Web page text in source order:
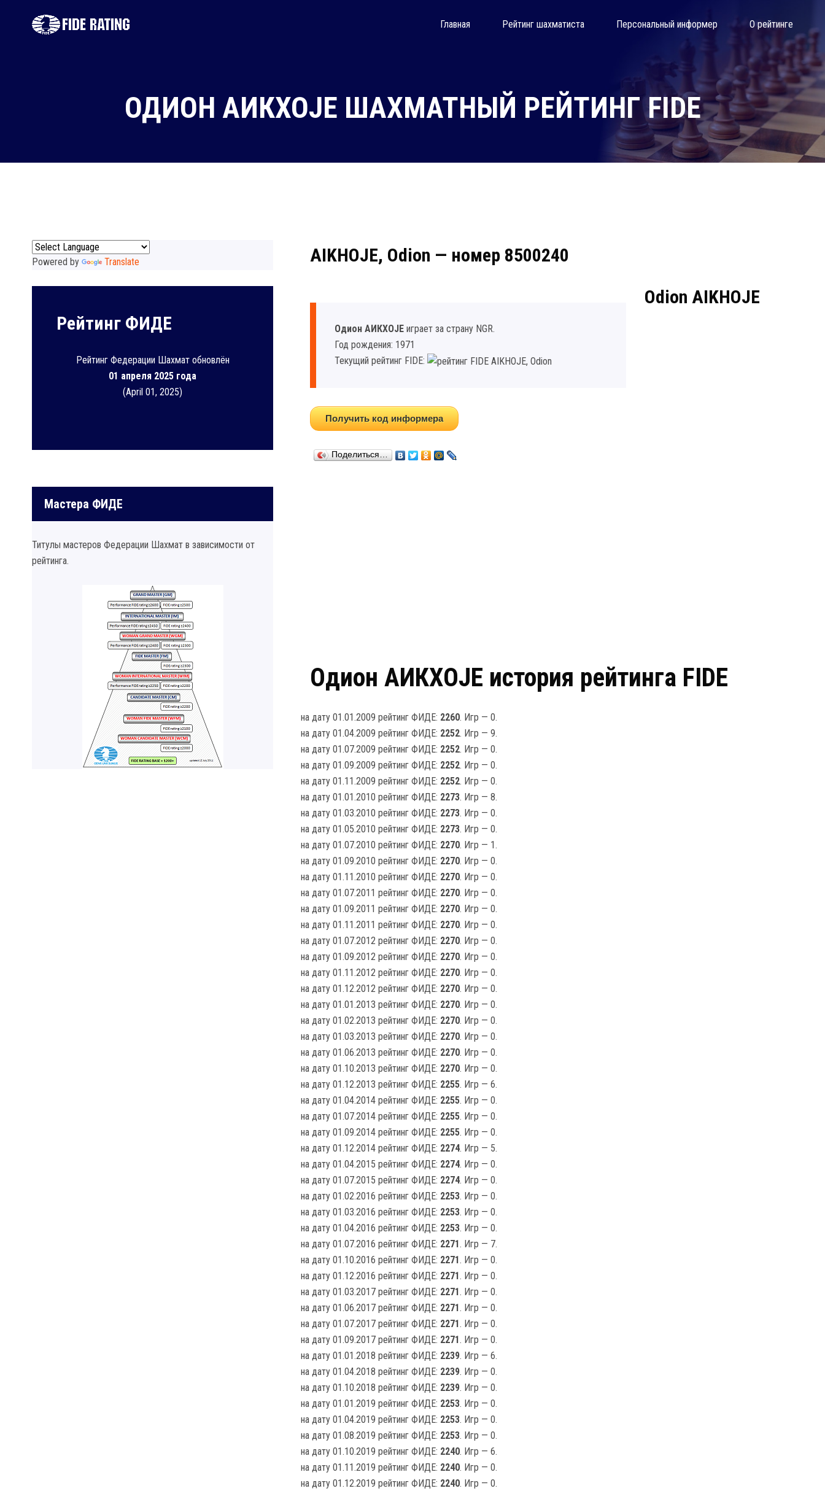
Главная Рейтинг шахматиста Персональный информер О рейтинге
ОДИОН АИКХОJЕ ШАХМАТНЫЙ РЕЙТИНГ FIDE
Powered by Translate
Рейтинг ФИДЕ
Рейтинг Федерации Шахмат обновлён
01 апреля 2025 года
(April 01, 2025)
Мастера ФИДЕ
Титулы мастеров Федерации Шахмат в зависимости от
рейтинга.
AIKHOJE, Odion — номер 8500240
Одион АИКХОJЕ играет за страну NGR.
Год рождения: 1971
Текущий рейтинг FIDE:
Получить код информера
Поделиться…
Odion AIKHOJE
Одион АИКХОJЕ история рейтинга FIDE
на дату 01.01.2009 рейтинг ФИДЕ: 2260. Игр — 0.
на дату 01.04.2009 рейтинг ФИДЕ: 2252. Игр — 9.
на дату 01.07.2009 рейтинг ФИДЕ: 2252. Игр — 0.
на дату 01.09.2009 рейтинг ФИДЕ: 2252. Игр — 0.
на дату 01.11.2009 рейтинг ФИДЕ: 2252. Игр — 0.
на дату 01.01.2010 рейтинг ФИДЕ: 2273. Игр — 8.
на дату 01.03.2010 рейтинг ФИДЕ: 2273. Игр — 0.
на дату 01.05.2010 рейтинг ФИДЕ: 2273. Игр — 0.
на дату 01.07.2010 рейтинг ФИДЕ: 2270. Игр — 1.
на дату 01.09.2010 рейтинг ФИДЕ: 2270. Игр — 0.
на дату 01.11.2010 рейтинг ФИДЕ: 2270. Игр — 0.
на дату 01.07.2011 рейтинг ФИДЕ: 2270. Игр — 0.
на дату 01.09.2011 рейтинг ФИДЕ: 2270. Игр — 0.
на дату 01.11.2011 рейтинг ФИДЕ: 2270. Игр — 0.
на дату 01.07.2012 рейтинг ФИДЕ: 2270. Игр — 0.
на дату 01.09.2012 рейтинг ФИДЕ: 2270. Игр — 0.
на дату 01.11.2012 рейтинг ФИДЕ: 2270. Игр — 0.
на дату 01.12.2012 рейтинг ФИДЕ: 2270. Игр — 0.
на дату 01.01.2013 рейтинг ФИДЕ: 2270. Игр — 0.
на дату 01.02.2013 рейтинг ФИДЕ: 2270. Игр — 0.
на дату 01.03.2013 рейтинг ФИДЕ: 2270. Игр — 0.
на дату 01.06.2013 рейтинг ФИДЕ: 2270. Игр — 0.
на дату 01.10.2013 рейтинг ФИДЕ: 2270. Игр — 0.
на дату 01.12.2013 рейтинг ФИДЕ: 2255. Игр — 6.
на дату 01.04.2014 рейтинг ФИДЕ: 2255. Игр — 0.
на дату 01.07.2014 рейтинг ФИДЕ: 2255. Игр — 0.
на дату 01.09.2014 рейтинг ФИДЕ: 2255. Игр — 0.
на дату 01.12.2014 рейтинг ФИДЕ: 2274. Игр — 5.
на дату 01.04.2015 рейтинг ФИДЕ: 2274. Игр — 0.
на дату 01.07.2015 рейтинг ФИДЕ: 2274. Игр — 0.
на дату 01.02.2016 рейтинг ФИДЕ: 2253. Игр — 0.
на дату 01.03.2016 рейтинг ФИДЕ: 2253. Игр — 0.
на дату 01.04.2016 рейтинг ФИДЕ: 2253. Игр — 0.
на дату 01.07.2016 рейтинг ФИДЕ: 2271. Игр — 7.
на дату 01.10.2016 рейтинг ФИДЕ: 2271. Игр — 0.
на дату 01.12.2016 рейтинг ФИДЕ: 2271. Игр — 0.
на дату 01.03.2017 рейтинг ФИДЕ: 2271. Игр — 0.
на дату 01.06.2017 рейтинг ФИДЕ: 2271. Игр — 0.
на дату 01.07.2017 рейтинг ФИДЕ: 2271. Игр — 0.
на дату 01.09.2017 рейтинг ФИДЕ: 2271. Игр — 0.
на дату 01.01.2018 рейтинг ФИДЕ: 2239. Игр — 6.
на дату 01.04.2018 рейтинг ФИДЕ: 2239. Игр — 0.
на дату 01.10.2018 рейтинг ФИДЕ: 2239. Игр — 0.
на дату 01.01.2019 рейтинг ФИДЕ: 2253. Игр — 0.
на дату 01.04.2019 рейтинг ФИДЕ: 2253. Игр — 0.
на дату 01.08.2019 рейтинг ФИДЕ: 2253. Игр — 0.
на дату 01.10.2019 рейтинг ФИДЕ: 2240. Игр — 6.
на дату 01.11.2019 рейтинг ФИДЕ: 2240. Игр — 0.
на дату 01.12.2019 рейтинг ФИДЕ: 2240. Игр — 0.